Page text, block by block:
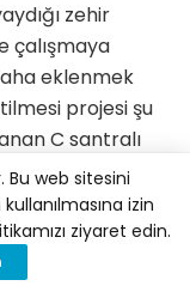
zehir
çalışmaya
eklenmek
projesi şu
C santralı
alındı.
ve Doğayı
kararı çıkarıldı.
Bu web sitesini
izin
ziyaret edin.